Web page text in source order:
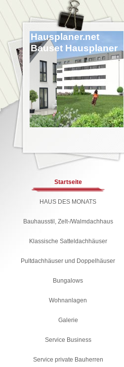
Hausplaner.net
Bauset Hausplaner
Startseite
HAUS DES MONATS
Bauhausstil, Zelt-/Walmdachhaus
Klassische Satteldachhäuser
Pultdachhäuser und Doppelhäuser
Bungalows
Wohnanlagen
Galerie
Service Business
Service private Bauherren